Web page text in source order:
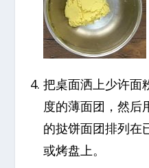
把桌面洒上少许面
度的薄面团，然后
的挞饼面团排列在
或烤盘上。